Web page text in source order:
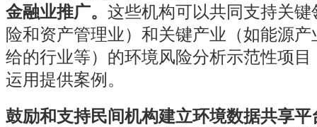
金融业推广。 这些机构可以共同支持关
险和资产管理业）和关键产业（如能源
给的行业等）的环境风险分析示范性项
运用提供案例。
鼓励和支持民间机构建立环境数据共享